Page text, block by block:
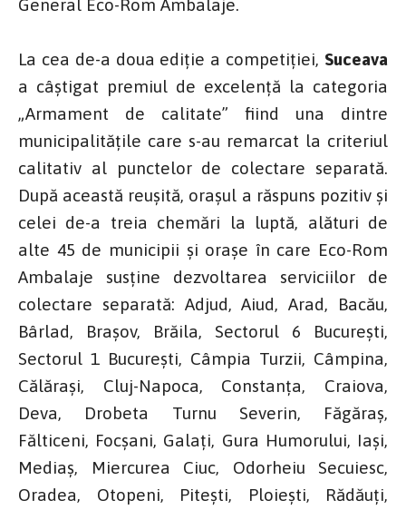
General Eco-Rom Ambalaje.
La cea de-a doua ediție a competiției, Suceava
a câștigat premiul de excelență la categoria
„Armament de calitate” fiind una dintre
municipalitățile care s-au remarcat la criteriul
calitativ al punctelor de colectare separată.
După această reușită, orașul a răspuns pozitiv și
celei de-a treia chemări la luptă, alături de
alte 45 de municipii și orașe în care Eco-Rom
Ambalaje susţine dezvoltarea serviciilor de
colectare separată: Adjud, Aiud, Arad, Bacău,
Bârlad, Braşov, Brăila, Sectorul 6 Bucureşti,
Sectorul 1 București, Câmpia Turzii, Câmpina,
Călăraşi, Cluj-Napoca, Constanţa, Craiova,
Deva, Drobeta Turnu Severin, Făgăraş,
Fălticeni, Focşani, Galaţi, Gura Humorului, Iaşi,
Mediaş, Miercurea Ciuc, Odorheiu Secuiesc,
Oradea, Otopeni, Piteşti, Ploieşti, Rădăuţi,